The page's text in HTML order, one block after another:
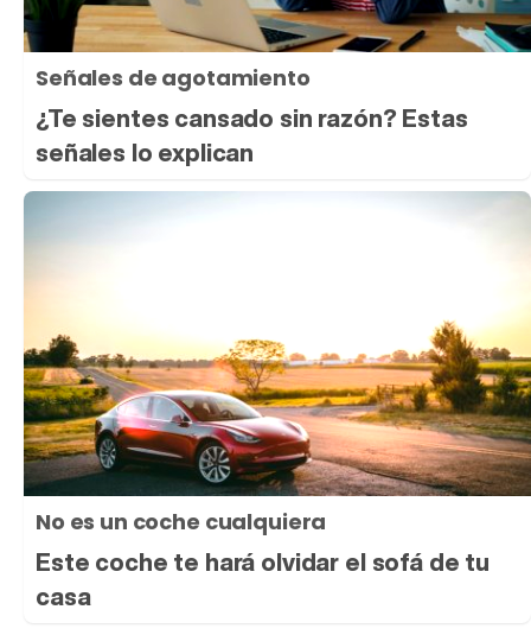
Señales de agotamiento
¿Te sientes cansado sin razón? Estas
señales lo explican
No es un coche cualquiera
Este coche te hará olvidar el sofá de tu
casa